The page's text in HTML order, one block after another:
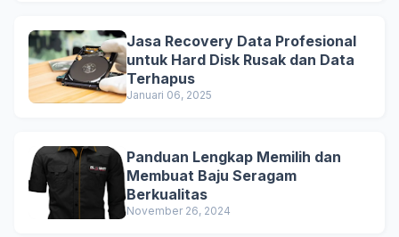
Jasa Recovery Data Profesional
untuk Hard Disk Rusak dan Data
Terhapus
Januari 06, 2025
Panduan Lengkap Memilih dan
Membuat Baju Seragam
Berkualitas
November 26, 2024